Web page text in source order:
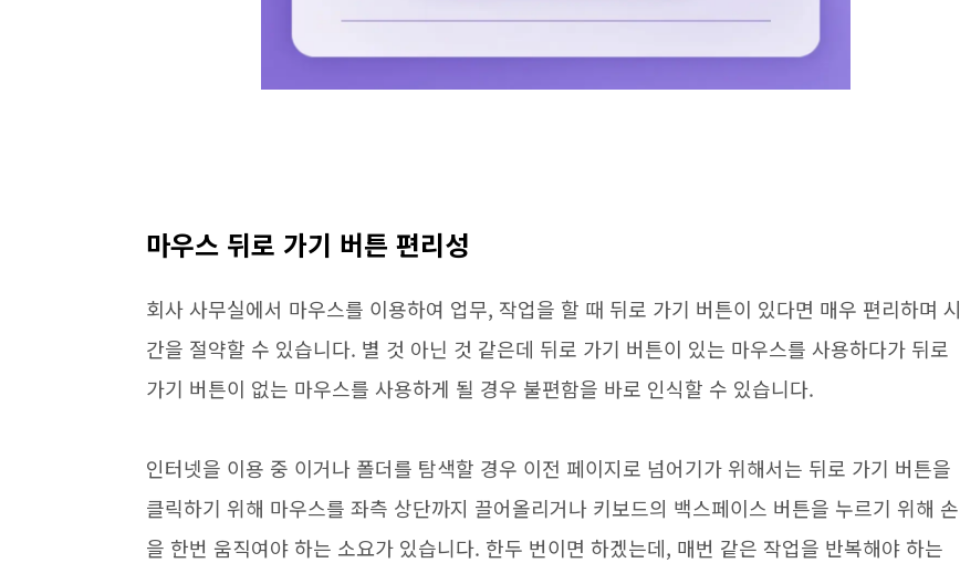
마우스 뒤로 가기 버튼 편리성
회사 사무실에서 마우스를 이용하여 업무, 작업을 할 때 뒤로 가기 버튼이 있다면 매우 편리하며 시
간을 절약할 수 있습니다. 별 것 아닌 것 같은데 뒤로 가기 버튼이 있는 마우스를 사용하다가 뒤로
가기 버튼이 없는 마우스를 사용하게 될 경우 불편함을 바로 인식할 수 있습니다.
인터넷을 이용 중 이거나 폴더를 탐색할 경우 이전 페이지로 넘어기가 위해서는 뒤로 가기 버튼을
클릭하기 위해 마우스를 좌측 상단까지 끌어올리거나 키보드의 백스페이스 버튼을 누르기 위해 손
을 한번 움직여야 하는 소요가 있습니다. 한두 번이면 하겠는데, 매번 같은 작업을 반복해야 하는